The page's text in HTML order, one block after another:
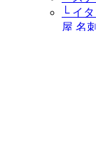
└ イ
屋 名